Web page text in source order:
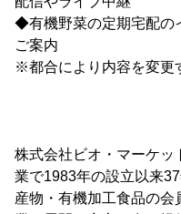
◆有機野菜の定期宅配の
ご案内
※都合により内容を変更
株式会社ビオ・マーケッ
業で1983年の設立以来
産物・有機加工食品の